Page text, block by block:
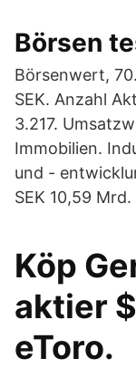
Börsen
Börsenwert,
SEK. Anzahl
3.217.
Immobilien.
und -
SEK 10,59
Köp
aktier
eToro.